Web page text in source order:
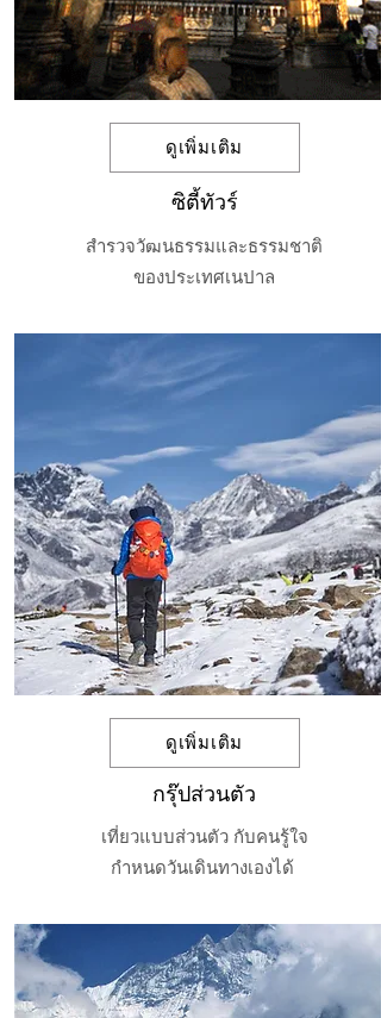
ดูเพิ่มเติม
ซิตี้ทัวร์
สำรวจวัฒนธรรมและธรรมชาติ
ของประเทศเนปาล
ดูเพิ่มเติม
กรุ๊ปส่วนตัว
เที่ยวแบบส่วนตัว กับคนรู้ใจ
กำหนดวันเดินทางเองได้